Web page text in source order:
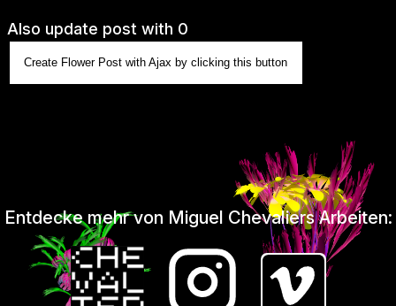
Also update post with 0
Create Flower Post with Ajax by clicking this button
Entdecke mehr von Miguel Chevaliers Arbeiten: